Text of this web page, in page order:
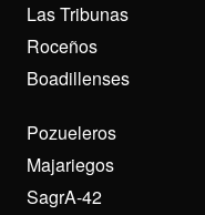
Las Tribunas
Roceños
Boadillenses
Pozueleros
Majariegos
SagrA-42